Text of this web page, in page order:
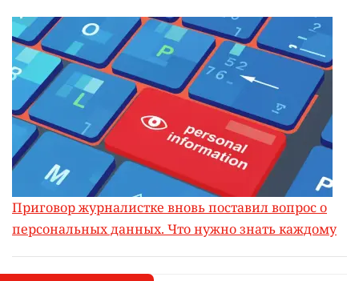
Приговор журналистке вновь поставил вопрос о
персональных данных. Что нужно знать каждому